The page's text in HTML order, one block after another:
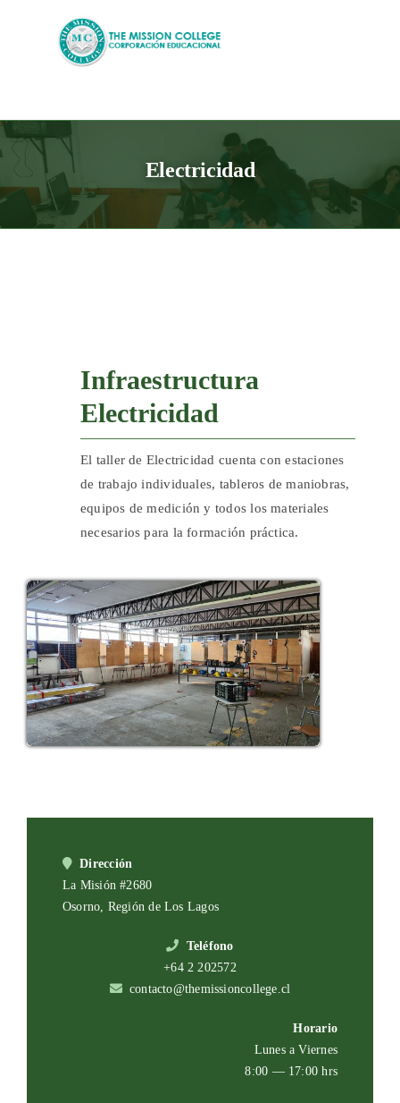
Electricidad
Infraestructura
Electricidad
El taller de Electricidad cuenta con estaciones
de trabajo individuales, tableros de maniobras,
equipos de medición y todos los materiales
necesarios para la formación práctica.
Dirección
La Misión #2680
Osorno, Región de Los Lagos
Teléfono
+64 2 202572
contacto@themissioncollege.cl
Horario
Lunes a Viernes
8:00 — 17:00 hrs